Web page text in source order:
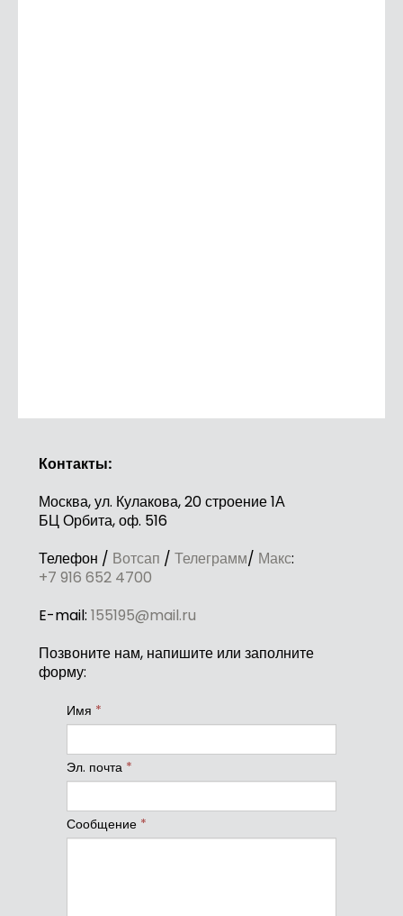
Контакты:
Москва, ул. Кулакова, 20 строение 1А
БЦ Орбита, оф. 516
Телефон / Вотсап / Телеграмм/ Макс:
+7 916 652 4700
E-mail: 155195@mail.ru
Позвоните нам, напишите или заполните
форму:
Имя *
Эл. почта *
Сообщение *